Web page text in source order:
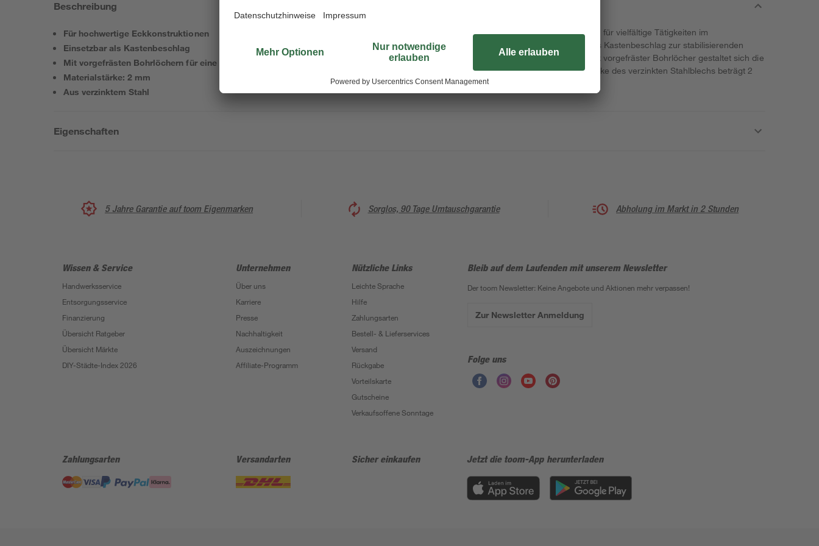
Beschreibung
Für hochwertige Eckkonstruktionen
Einsetzbar als Kastenbeschlag
Mit vorgefrästen Bohrlöchern für eine einfache Montage
Materialstärke: 2 mm
Aus verzinktem Stahl
Der Breitwinkel von der Marke Connex lässt sich für vielfältige Tätigkeiten im
Heimwerkerbereich einsetzen. Er kann bspw. als Kastenbeschlag zur stabilisierenden
Konstruktion von Eckverbindungen dienen. Dank vorgefräster Bohrlöcher gestaltet sich die
Montage als besonders einfach. Die Materialstärke des verzinkten Stahlblechs beträgt 2
mm.
Eigenschaften
5 Jahre Garantie auf toom Eigenmarken Sorglos, 90 Tage Umtauschgarantie Abholung im Markt in 2 Stunden
Wissen & Service
Handwerksservice
Entsorgungsservice
Finanzierung
Übersicht Ratgeber
Übersicht Märkte
DIY-Städte-Index 2026
Unternehmen
Über uns
Karriere
Presse
Nachhaltigkeit
Auszeichnungen
Affiliate-Programm
Nützliche Links
Leichte Sprache
Hilfe
Zahlungsarten
Bestell- & Lieferservices
Versand
Rückgabe
Vorteilskarte
Gutscheine
Verkaufsoffene Sonntage
Bleib auf dem Laufenden mit unserem Newsletter
Der toom Newsletter: Keine Angebote und Aktionen mehr verpassen!
Zur Newsletter Anmeldung
Folge uns
Zahlungsarten Versandarten Sicher einkaufen Jetzt die toom-App herunterladen